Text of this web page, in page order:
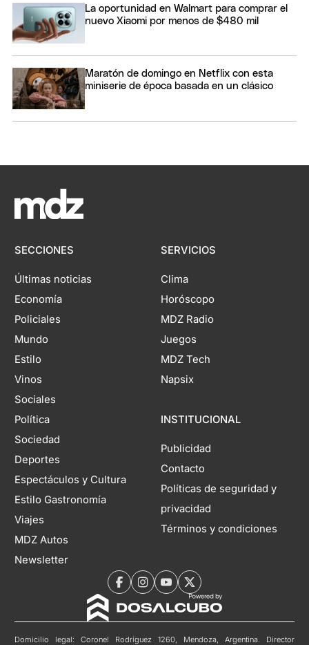
La oportunidad en Walmart para comprar el
nuevo Xiaomi por menos de $480 mil
Maratón de domingo en Netflix con esta
miniserie de época basada en un clásico
SECCIONES
Últimas noticias
Economía
Policiales
Mundo
Estilo
Vinos
Sociales
Política
Sociedad
Deportes
Espectáculos y Cultura
Estilo Gastronomía
Viajes
MDZ Autos
Newsletter
SERVICIOS
Clima
Horóscopo
MDZ Radio
Juegos
MDZ Tech
Napsix
INSTITUCIONAL
Publicidad
Contacto
Políticas de seguridad y
privacidad
Términos y condiciones
Domicilio legal: Coronel Rodríguez 1260, Mendoza, Argentina. Director